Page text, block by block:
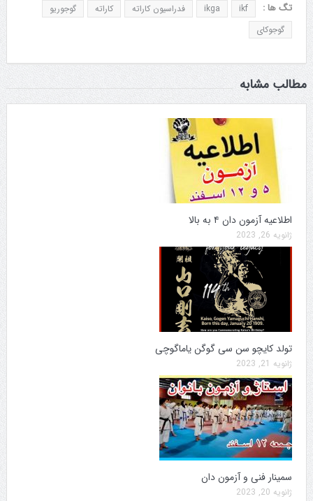
تگ ها : ikf
ikga فدراسیون کاراته کاراته
گوجوریو
گوجوکای
مطالب مشابه
اطلاعیه آزمون دان ۴ به بالا
ژانویه 26, 2023
تولد کایچو سن سی گوگن یاماگوچی
ژانویه 21, 2023
سمینار فنی و آزمون دان
ژانویه 20, 2023